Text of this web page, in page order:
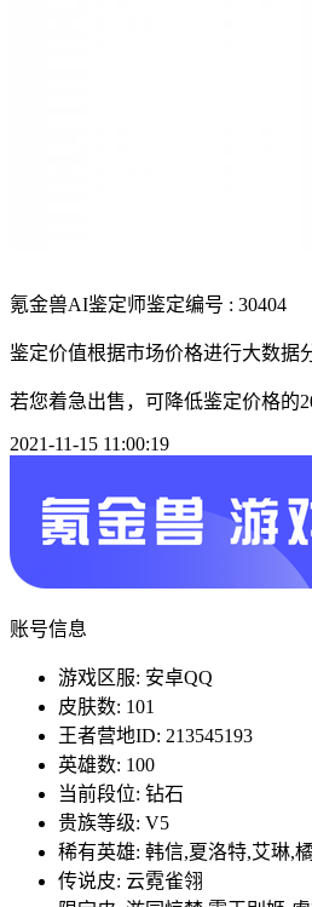
氪金兽AI鉴定师鉴定编号 : 30404
鉴定价值根据市场价格进行大数据
若您着急出售，可降低鉴定价格的
2021-11-15 11:00:19
账号信息
游戏区服: 安卓QQ
皮肤数: 101
王者营地ID: 213545193
英雄数: 100
当前段位: 钻石
贵族等级: V5
稀有英雄: 韩信,夏洛特,艾琳,
传说皮: 云霓雀翎